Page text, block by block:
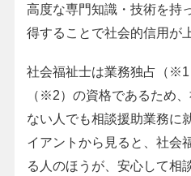
高度な専門知識・技術を持
得することで社会的信用が
社会福祉士は業務独占（
（※2）の資格であるため
ない人でも相談援助業務に
イアントから見ると、社会
る人のほうが、安心して相